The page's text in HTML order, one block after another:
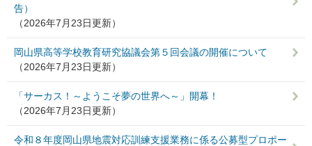
告）
（2026年7月23日更新）
岡山県高等学校教育研究協議会第５回会議の開催について
（2026年7月23日更新）
「サーカス！～ようこそ夢の世界へ～」開幕！
（2026年7月23日更新）
令和８年度岡山県地震対応訓練支援業務に係る公募型プロポー